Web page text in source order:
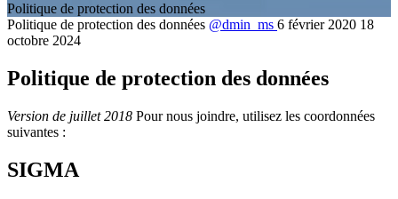
Politique de protection des données
Politique de protection des données @dmin_ms 6 février 2020 18
octobre 2024
Politique de protection des données
Version de juillet 2018 Pour nous joindre, utilisez les coordonnées
suivantes :
SIGMA